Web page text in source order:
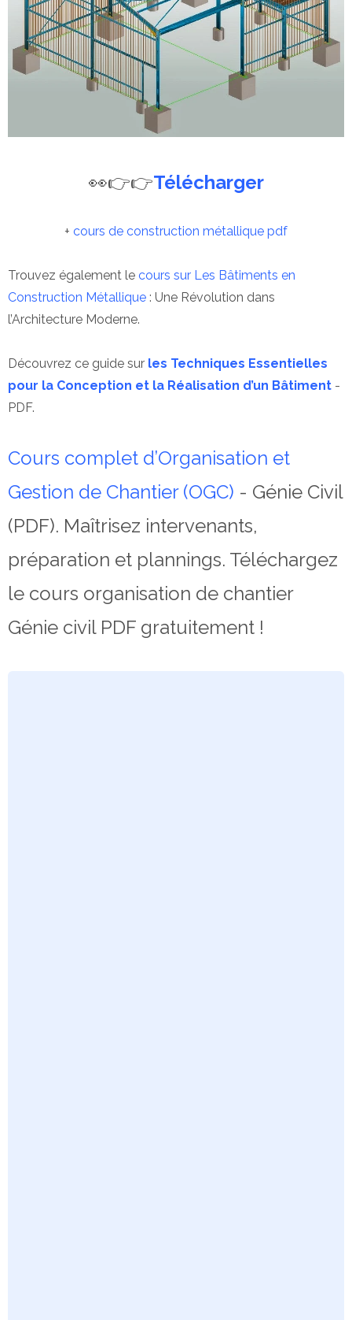
👀👉👉Télécharger
+ cours de construction métallique pdf
Trouvez également le cours sur Les Bâtiments en
Construction Métallique : Une Révolution dans
l’Architecture Moderne.
Découvrez ce guide sur les Techniques Essentielles
pour la Conception et la Réalisation d’un Bâtiment -
PDF.
Cours complet d’Organisation et
Gestion de Chantier (OGC) - Génie Civil
(PDF). Maîtrisez intervenants,
préparation et plannings. Téléchargez
le cours organisation de chantier
Génie civil PDF gratuitement !